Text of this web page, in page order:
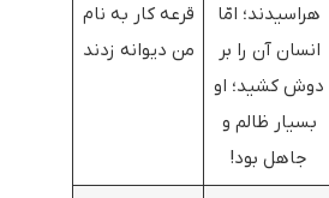
هراسیدند؛ امّا
انسان آن را بر
دوش کشید؛ او
بسیار ظالم و
جاهل بود!
قرعه کار به نام
من دیوانه زدند